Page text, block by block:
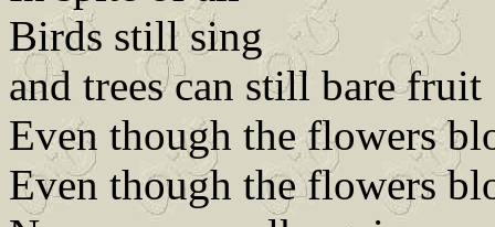
Birds still sing
and trees can still bare fruit
Even though the flowers
Even though the flowers